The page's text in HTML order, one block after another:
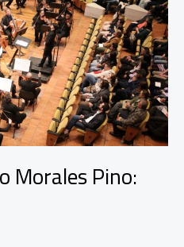
Morales Pino: